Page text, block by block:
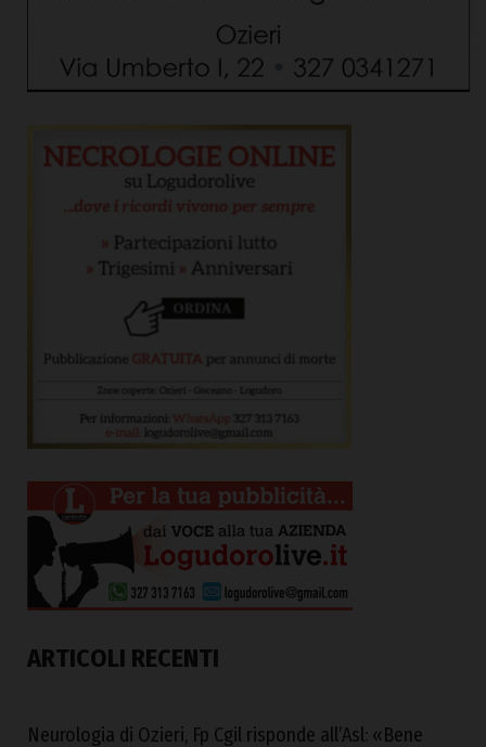
ARTICOLI RECENTI
Neurologia di Ozieri, Fp Cgil risponde all’Asl: «Bene